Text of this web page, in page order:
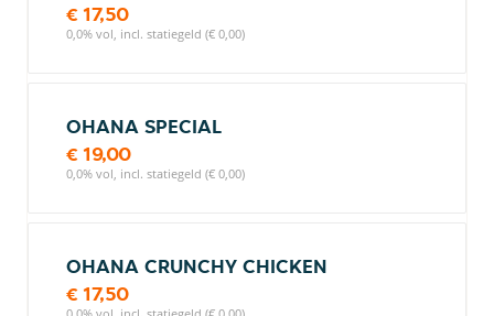
€ 17,50
0,0% vol, incl. statiegeld (€ 0,00)
OHANA SPECIAL
€ 19,00
0,0% vol, incl. statiegeld (€ 0,00)
OHANA CRUNCHY CHICKEN
€ 17,50